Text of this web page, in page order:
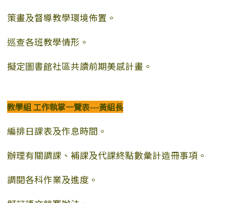
策畫及督導教學環境佈置。
巡查各班教學情形。
擬定圖書館社區共讀前期美感計畫。
教學組 工作執掌一覽表---黃組長
編排日課表及作息時間。
辦理有關調課、補課及代課終點數彙計造冊事項。
調閱各科作業及進度。